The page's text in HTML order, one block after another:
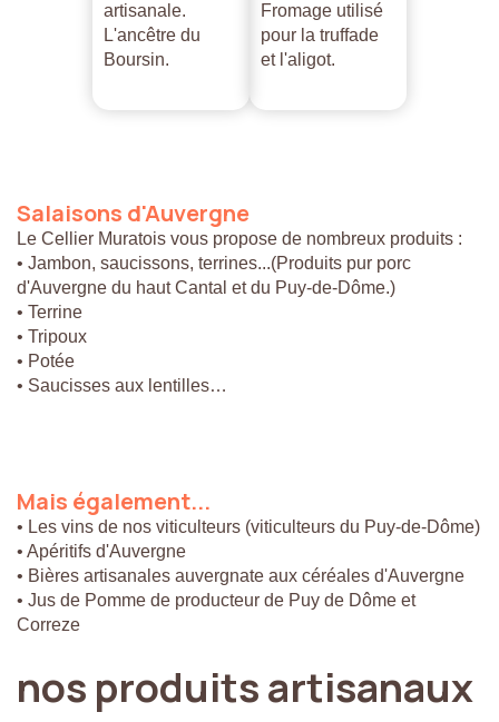
artisanale.
L'ancêtre du
Boursin.
Fromage utilisé
pour la truffade
et l'aligot.
Salaisons d'Auvergne
Le Cellier Muratois vous propose de nombreux produits :
• Jambon, saucissons, terrines...(Produits pur porc
d'Auvergne du haut Cantal et du Puy-de-Dôme.)
• Terrine
• Tripoux
• Potée
• Saucisses aux lentilles…
Mais également...
• Les vins de nos viticulteurs (viticulteurs du Puy-de-Dôme)
• Apéritifs d'Auvergne
• Bières artisanales auvergnate aux céréales d'Auvergne
• Jus de Pomme de producteur de Puy de Dôme et
Correze
nos produitsartisanaux